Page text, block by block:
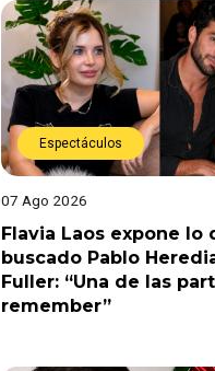
Espectáculos
07 Ago 2026
Flavia Laos expone lo
buscado Pablo
Fuller: “Una de las
remember”